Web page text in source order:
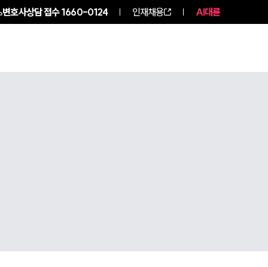
변호사상담 접수1660-0124 인재채용 AI대륜